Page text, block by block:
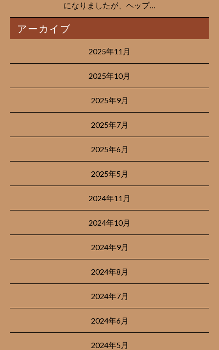
になりましたが、ヘップ…
アーカイブ
2025年11月
2025年10月
2025年9月
2025年7月
2025年6月
2025年5月
2024年11月
2024年10月
2024年9月
2024年8月
2024年7月
2024年6月
2024年5月